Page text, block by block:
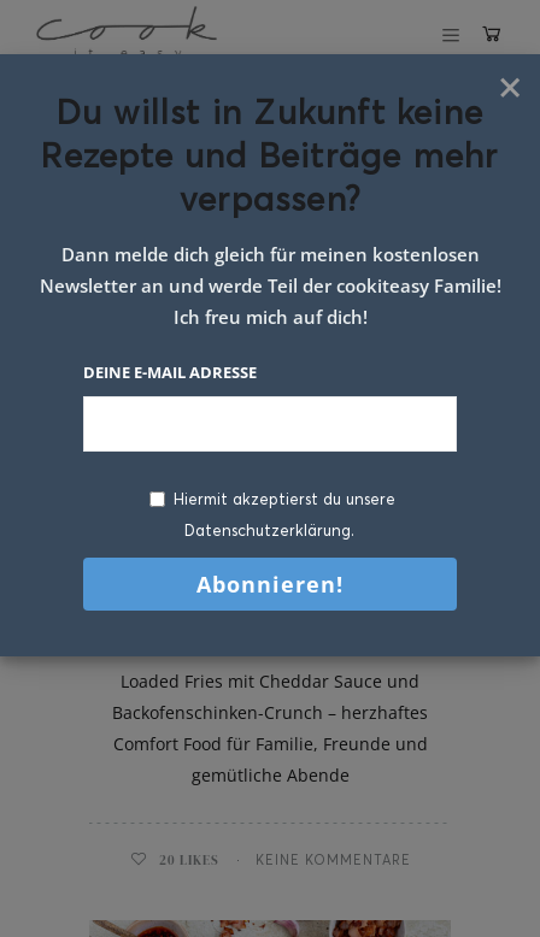
Schlagwort:
schnelles
abendessen
Loaded Fries mit Cheddar Sauce und
Backofenschinken-Crunch – herzhaftes
Comfort Food für Familie, Freunde und
gemütliche Abende
20 LIKES KEINE KOMMENTARE
×
Du willst in Zukunft keine
Rezepte und Beiträge mehr
verpassen?
Dann melde dich gleich für meinen kostenlosen
Newsletter an und werde Teil der cookiteasy Familie!
Ich freu mich auf dich!
DEINE E-MAIL ADRESSE
Hiermit akzeptierst du unsere
Datenschutzerklärung.